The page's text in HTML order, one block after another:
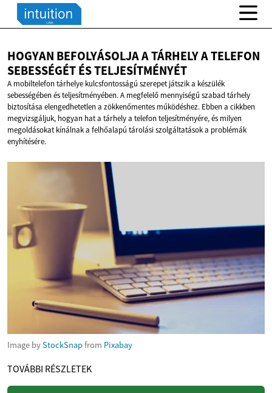
HOGYAN BEFOLYÁSOLJA A TÁRHELY A TELEFON
SEBESSÉGÉTÉS TELJESÍTMÉNYÉT
A mobiltelefon tárhelye kulcsfontosságú szerepet játszik a készülék
sebességében és teljesítményében. A megfelelő mennyiségű szabad tárhely
biztosítása elengedhetetlen a zökkenőmentes működéshez. Ebben a cikkben
megvizsgáljuk, hogyan hat a tárhely a telefon teljesítményére, és milyen
megoldásokat kínálnak a felhőalapú tárolási szolgáltatások a problémák
enyhítésére.
Image byStockSnapfrom Pixabay
TOVÁBBI RÉSZLETEK